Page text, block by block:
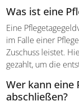
Was ist eine
Eine
im Falle einer
Zuschuss leistet.
gezahlt, um die
Wer kann eine
abschließen?